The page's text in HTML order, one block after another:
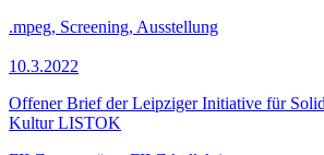
.mpeg, Screening, Ausstellung
10.3.2022
Offener Brief der Leipziger Initiative für
Kultur LISTOK